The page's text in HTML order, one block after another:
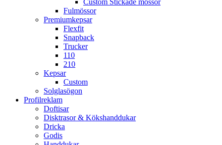
Fulmössor
Premiumkepsar
Flexfit
Snapback
Trucker
110
210
Kepsar
Custom
Solglasögon
Profilreklam
Doftisar
Disktrasor & Kökshanddukar
Dricka
Godis